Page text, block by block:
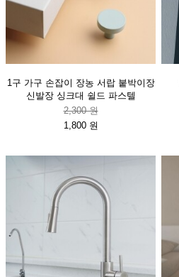
1구 가구 손잡이 장농 서랍 붙박이장
신발장 싱크대 쉴드 파스텔
2,300 원
1,800 원